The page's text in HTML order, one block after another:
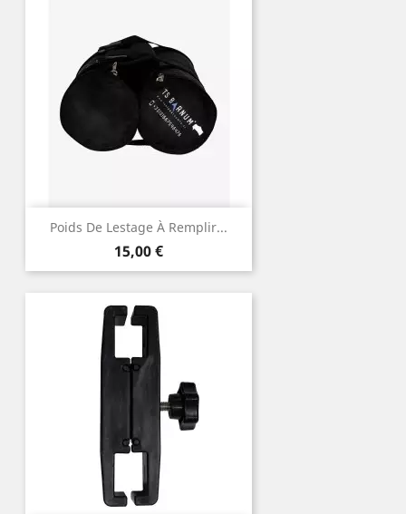
Poids De Lestage À Remplir...
Prix
15,00 €